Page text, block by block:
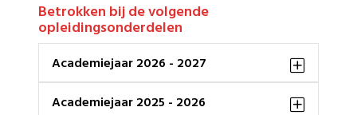
Betrokken bij de volgende
opleidingsonderdelen
Academiejaar 2026 - 2027
Academiejaar 2025 - 2026